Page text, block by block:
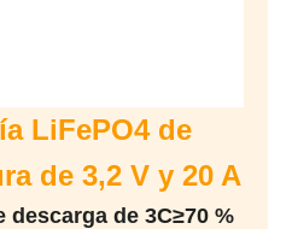
LiFePO4 de
de 3,2 V y 20 A
de 3C≥70 %